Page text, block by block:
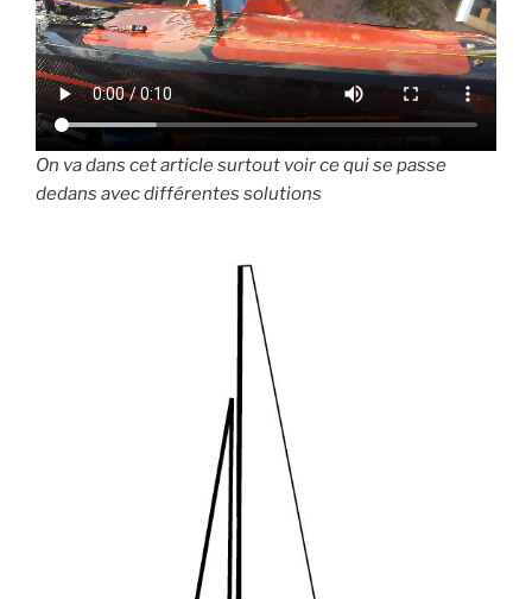
On va dans cet article surtout voir ce qui se passe
dedans avec différentes solutions